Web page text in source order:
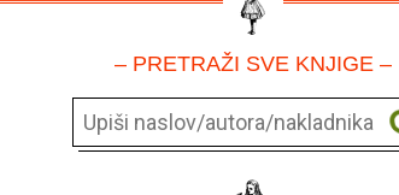
– PRETRAŽI SVE KNJIGE –